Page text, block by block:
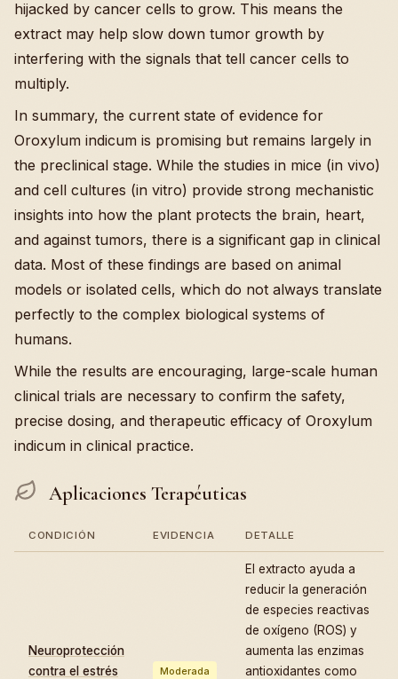
hijacked by cancer cells to grow. This means the
extract may help slow down tumor growth by
interfering with the signals that tell cancer cells to
multiply.
In summary, the current state of evidence for
Oroxylum indicum is promising but remains largely in
the preclinical stage. While the studies in mice (in vivo)
and cell cultures (in vitro) provide strong mechanistic
insights into how the plant protects the brain, heart,
and against tumors, there is a significant gap in clinical
data. Most of these findings are based on animal
models or isolated cells, which do not always translate
perfectly to the complex biological systems of
humans.
While the results are encouraging, large-scale human
clinical trials are necessary to confirm the safety,
precise dosing, and therapeutic efficacy of Oroxylum
indicum in clinical practice.
Aplicaciones Terapéuticas
CONDICIÓN EVIDENCIA DETALLE
Neuroprotección
contra el estrés
Moderada
El extracto ayuda a
reducir la generación
de especies reactivas
de oxígeno (ROS) y
aumenta las enzimas
antioxidantes como